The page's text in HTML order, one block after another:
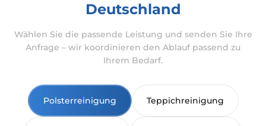
Deutschland
Wählen Sie die passende Leistung und senden Sie Ihre
Anfrage – wir koordinieren den Ablauf passend zu
Ihrem Bedarf.
Polsterreinigung Teppichreinigung